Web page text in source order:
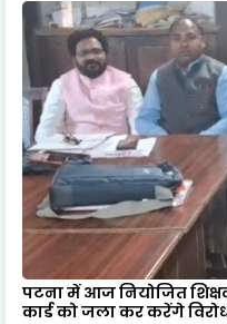
पटना में आज नियोजित
कार्ड को जला कर करेंगे विरोध